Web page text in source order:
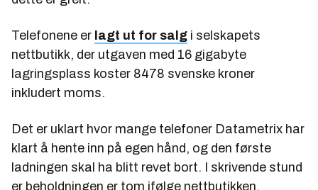
Telefonene er lagt ut for salg i selskapets
nettbutikk, der utgaven med 16 gigabyte
lagringsplass koster 8478 svenske kroner
inkludert moms.
Det er uklart hvor mange telefoner Datametrix har
klart å hente inn på egen hånd, og den første
ladningen skal ha blitt revet bort. I skrivende stund
er beholdningen er tom ifølge nettbutikken.